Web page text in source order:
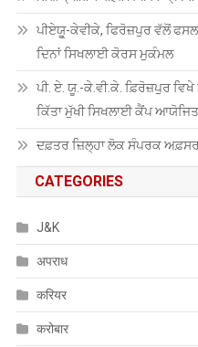
ਪੀਏਯੂੑ-ਕੇਵੀਕੇ, ਫਿਰੋਜ਼ਪੁਰ ਵੱਲੋਂ
ਦਿਨਾਂ ਸਿਖਲਾਈ ਕੋਰਸ ਮੁਕੰਮਲ
ਪੀ. ਏ. ਯੂ.-ਕੇ.ਵੀ.ਕੇ. ਫ਼ਿਰੋਜ਼ਪੁਰ
ਕਿੱਤਾ ਮੁੱਖੀ ਸਿਖਲਾਈ ਕੈਂਪ ਆਯੋਜਿਤ
ਦਫ਼ਤਰ ਜ਼ਿਲ੍ਹਾ ਲੋਕ ਸੰਪਰਕ
CATEGORIES
J&K
अपराध
करियर
करोबार